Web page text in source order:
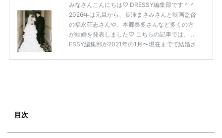
みなさんこんにちは♡ DRESSY編集部です＾＾
2026年は元旦から、長澤まさみさんと映画監督
の福永荘志さんや、本郷奏多さんなど多くの方
が結婚を発表しました♡ こちらの記事では、DR
ESSY編集部が2021年の1月〜現在までで結婚さ
目次